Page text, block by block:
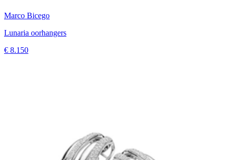
Marco Bicego
Lunaria oorhangers
€ 8.150